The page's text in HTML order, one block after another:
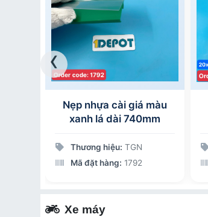
Nẹp nhựa cài giá màu
xanh lá dài 740mm
Thương hiệu: TGN
Mã đặt hàng: 1792
‹
Xe máy